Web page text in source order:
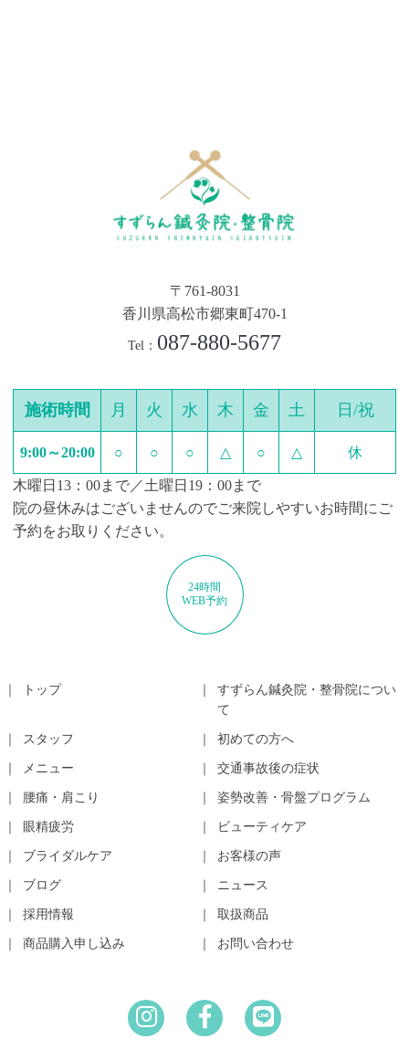
〒761-8031
香川県高松市郷東町470-1
Tel： 087-880-5677
施術時間 月 火 水 木 金 土 日/祝
9:00～20:00 ○ ○ ○ △ ○ △ 休
木曜日13：00まで／土曜日19：00まで
院の昼休みはございませんのでご来院しやすいお時間にご
予約をお取りください。
24時間
WEB予約
トップ
すずらん鍼灸院・整骨院につい
て
スタッフ 初めての方へ
メニュー 交通事故後の症状
腰痛・肩こり 姿勢改善・骨盤プログラム
眼精疲労 ビューティケア
ブライダルケア お客様の声
ブログ ニュース
採用情報 取扱商品
商品購入申し込み お問い合わせ